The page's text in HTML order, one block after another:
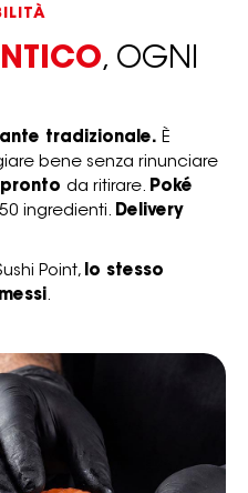
, OGNI
tradizionale. È
bene senza rinunciare
pronto da ritirare. Poké
ingredienti. Delivery
Point, lo stesso
.